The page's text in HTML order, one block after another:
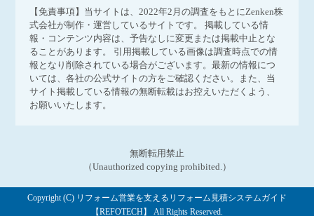
【免責事項】 当サイトは、2022年2月の調査をもとにZenken株
式会社が制作・運営しているサイトです。 掲載している情
報・コンテンツ内容は、予告なしに変更または掲載中止とな
ることがあります。 引用掲載している画像は調査時点での情
報となり削除されている場合がございます。最新の情報につ
いては、各社の公式サイトの方をご確認ください。また、当
サイト掲載している情報の無断転載はお控えいただくよう、
お願いいたします。
無断転用禁止
（Unauthorized copying prohibited.）
Copyright (C) リフォーム営業を支えるリフォーム見積システムガイド
【REFOTECH】
All Rights Reserved.